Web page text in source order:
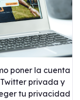
poner la cuenta
privada y
tu privacidad